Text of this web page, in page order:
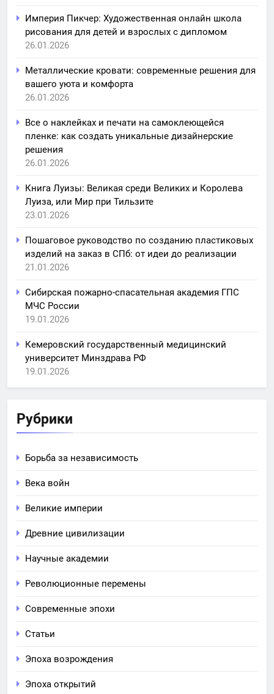
Империя Пикчер: Художественная онлайн школа
рисования для детей и взрослых с дипломом
26.01.2026
Металлические кровати: современные решения для
вашего уюта и комфорта
26.01.2026
Все о наклейках и печати на самоклеющейся
пленке: как создать уникальные дизайнерские
решения
26.01.2026
Книга Луизы: Великая среди Великих и Королева
Луиза, или Мир при Тильзите
23.01.2026
Пошаговое руководство по созданию пластиковых
изделий на заказ в СПб: от идеи до реализации
21.01.2026
Сибирская пожарно-спасательная академия ГПС
МЧС России
19.01.2026
Кемеровский государственный медицинский
университет Минздрава РФ
19.01.2026
Рубрики
Борьба за независимость
Века войн
Великие империи
Древние цивилизации
Научные академии
Революционные перемены
Современные эпохи
Статьи
Эпоха возрождения
Эпоха открытий